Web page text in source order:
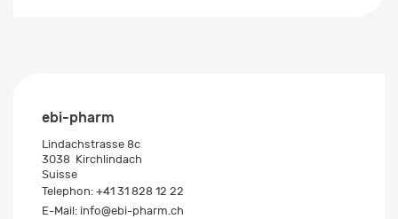
ebi-pharm
Lindachstrasse 8c
3038 Kirchlindach
Suisse
Telephon: +41 31 828 12 22
E-Mail: info@ebi-pharm.ch